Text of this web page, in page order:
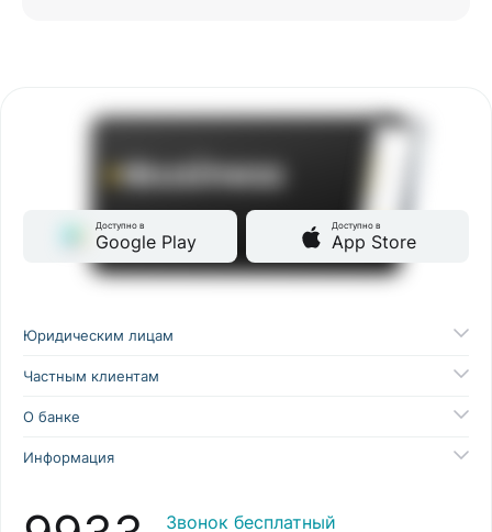
Доступно в
Google Play
Доступно в
App Store
Юридическим лицам
Частным клиентам
О банке
Информация
Звонок бесплатный